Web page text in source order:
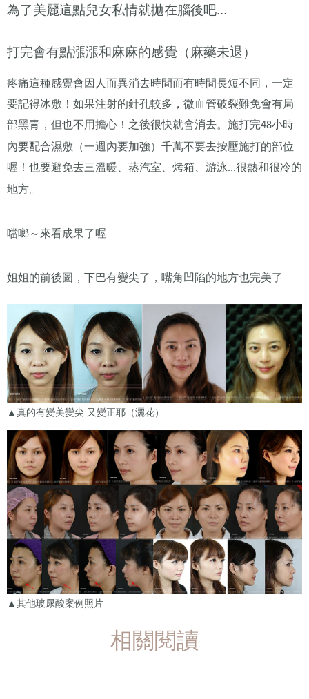
為了美麗這點兒女私情就拋在腦後吧...
打完會有點漲漲和麻麻的感覺（麻藥未退）
疼痛這種感覺會因人而異消去時間而有時間長短不同，一定
要記得冰敷！如果注射的針孔較多，微血管破裂難免會有局
部黑青，但也不用擔心！之後很快就會消去。施打完48小時
內要配合濕敷（一週內要加強）千萬不要去按壓施打的部位
喔！也要避免去三溫暖、蒸汽室、烤箱、游泳...很熱和很冷的
地方。
噹啷～來看成果了喔
姐姐的前後圖，下巴有變尖了，嘴角凹陷的地方也完美了
▲真的有變美變尖 又變正耶（灑花）
▲其他玻尿酸案例照片
相關閱讀